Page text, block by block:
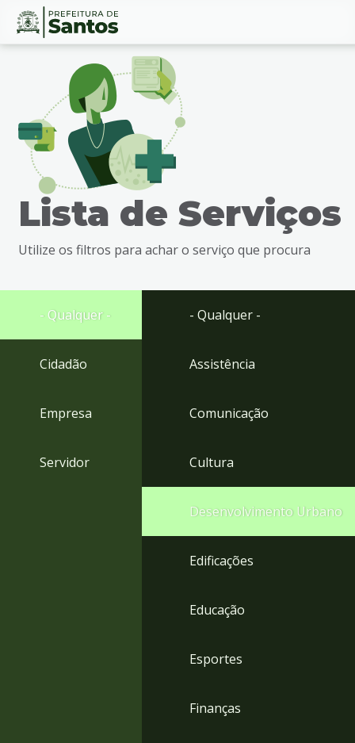
Ir
busca
Ir
rodapé
Conteúdo
Lista de Serviços
Utilize os filtros para achar o serviço que procura
- Qualquer -
Cidadão
Empresa
Servidor
- Qualquer -
Assistência
Comunicação
Cultura
Desenvolvimento Urbano
Edificações
Educação
Esportes
Finanças